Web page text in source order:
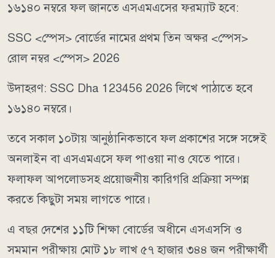
১৬১৪০ নম্বরে ফল জানতে এসএমএসের ফরম্যাট হবে:
SSC <স্পেস> বোর্ডের নামের প্রথম তিন অক্ষর <স্পেস>
রোল নম্বর <স্পেস> 2026
উদাহরণ: SSC Dha 123456 2026 লিখে পাঠাতে হবে
১৬১৪০ নম্বরে।
তবে সকাল ১০টায় আনুষ্ঠানিকভাবে ফল প্রকাশের সঙ্গে সঙ্গেই
অনলাইন বা এসএমএসে ফল পাওয়া নাও যেতে পারে।
ফলাফল আপলোডসহ প্রয়োজনীয় কারিগরি প্রক্রিয়া সম্পন্ন
করতে কিছুটা সময় লাগতে পারে।
এ বছর দেশের ১১টি শিক্ষা বোর্ডের অধীনে এসএসসি ও
সমমান পরীক্ষায় মোট ১৮ লাখ ৫৭ হাজার ৩৪৪ জন পরীক্ষার্থী